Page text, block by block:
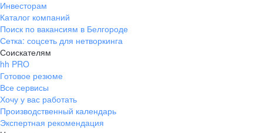
Инвесторам
Каталог компаний
Поиск по вакансиям в Белгороде
Сетка: соцсеть для нетворкинга
Соискателям
hh PRO
Готовое резюме
Все сервисы
Хочу у вас работать
Производственный календарь
Экспертная рекомендация